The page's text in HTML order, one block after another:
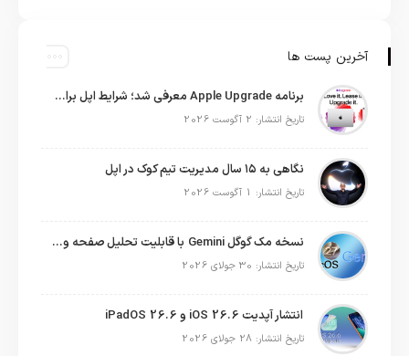
آخرین پست ها
برنامه Apple Upgrade معرفی شد؛ شرایط اپل برای اجاره آیفون، آیپد، مک و اپل واچ
تاریخ انتشار: 2 آگوست 2026
نگاهی به ۱۵ سال مدیریت تیم کوک در اپل
تاریخ انتشار: 1 آگوست 2026
نسخه مک گوگل Gemini با قابلیت تحلیل صفحه و دستورات صوتی در به‌روزرسانی جدید
تاریخ انتشار: 30 جولای 2026
انتشار آپدیت iOS 26.6 و iPadOS 26.6
تاریخ انتشار: 28 جولای 2026